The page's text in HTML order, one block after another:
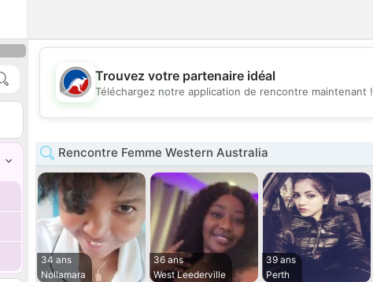
💕
Trouvez votre partenaire idéal
Téléchargez notre application de rencontre maintenant !
Rencontre Femme Western Australia
34 ans
Nollamara
36 ans
West Leederville
39 ans
Perth